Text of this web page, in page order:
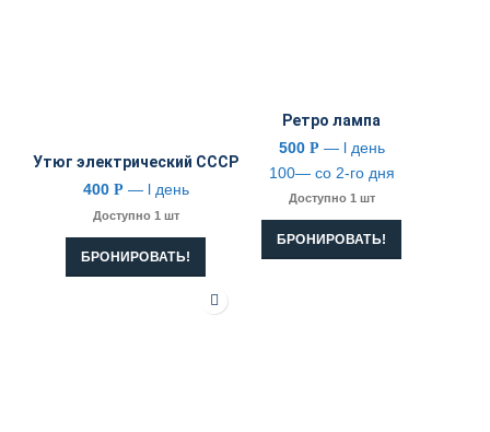
Утюг электрический СССР
400 Р — l день
Доступно 1 шт
БРОНИРОВАТЬ!
Ретро лампа
500 Р — l день
100— со 2-го дня
Доступно 1 шт
БРОНИРОВАТЬ!